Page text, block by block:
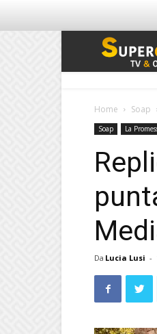
Home Soap
Soap La
Da Lucia Lusi -